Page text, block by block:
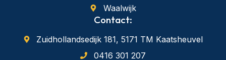
Waalwijk
Contact:
Zuidhollandsedijk 181, 5171 TM Kaatsheuvel
0416 301 207